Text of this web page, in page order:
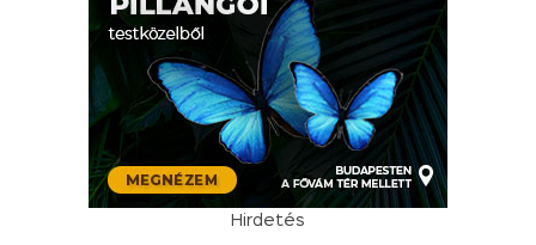
Hirdetés